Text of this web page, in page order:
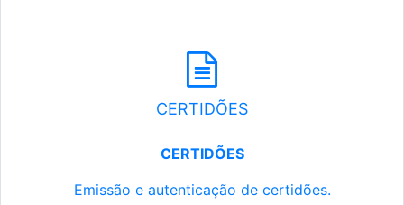
CERTIDÕES
CERTIDÕES
Emissão e autenticação de certidões.